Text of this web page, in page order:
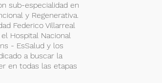
sub-especialidad en
y Regenerativa.
Federico Villarreal
Hospital Nacional
- EsSalud y los
a buscar la
en todas las etapas